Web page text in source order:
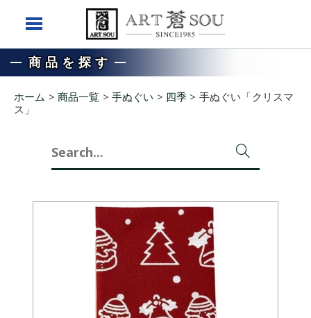
商品を探す
ホーム > 商品一覧 > 手ぬぐい > 四季 > 手ぬぐい「クリスマ
ス」
Search